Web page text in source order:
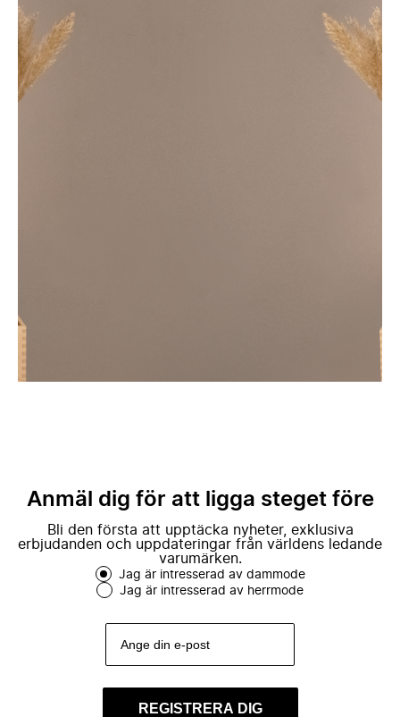
Anmäl dig för att ligga steget före
Bli den första att upptäcka nyheter, exklusiva
erbjudanden och uppdateringar från världens ledande
varumärken.
Jag är intresserad av dammode
Jag är intresserad av herrmode
REGISTRERA DIG